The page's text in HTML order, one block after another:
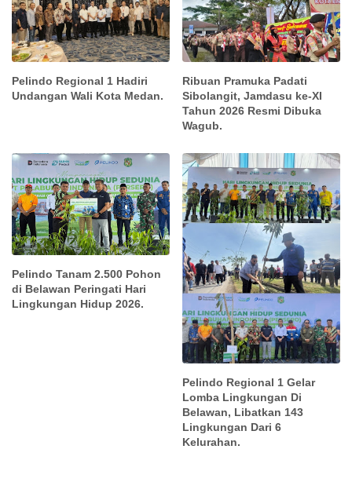
Pelindo Regional 1 Hadiri
Undangan Wali Kota Medan.
Ribuan Pramuka Padati
Sibolangit, Jamdasu ke-XI
Tahun 2026 Resmi Dibuka
Wagub.
Pelindo Tanam 2.500 Pohon
di Belawan Peringati Hari
Lingkungan Hidup 2026.
Pelindo Regional 1 Gelar
Lomba Lingkungan Di
Belawan, Libatkan 143
Lingkungan Dari 6
Kelurahan.